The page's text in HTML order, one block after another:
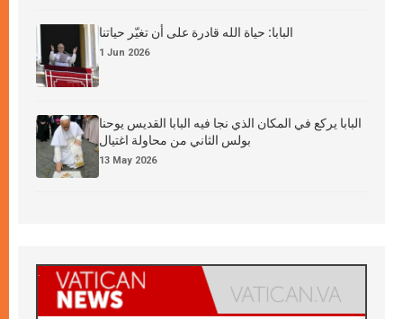
البابا: حياة الله قادرة على أن تغيّر حياتنا
1 Jun 2026
البابا يركع في المكان الذي نجا فيه البابا القديس يوحنا
بولس الثاني من محاولة اغتيال
13 May 2026